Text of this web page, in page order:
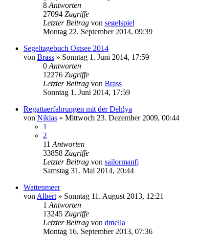
8 Antworten
27094 Zugriffe
Letzter Beitrag von segelspiel
Montag 22. September 2014, 09:39
Segeltagebuch Ostsee 2014
von Brass » Sonntag 1. Juni 2014, 17:59
0 Antworten
12276 Zugriffe
Letzter Beitrag von Brass
Sonntag 1. Juni 2014, 17:59
Regattaerfahrungen mit der Dehlya
von Niklas » Mittwoch 23. Dezember 2009, 00:44
1
2
11 Antworten
33858 Zugriffe
Letzter Beitrag von sailormanfj
Samstag 31. Mai 2014, 20:44
Wattenmeer
von Albert » Sonntag 11. August 2013, 12:21
1 Antworten
13245 Zugriffe
Letzter Beitrag von dmella
Montag 16. September 2013, 07:36